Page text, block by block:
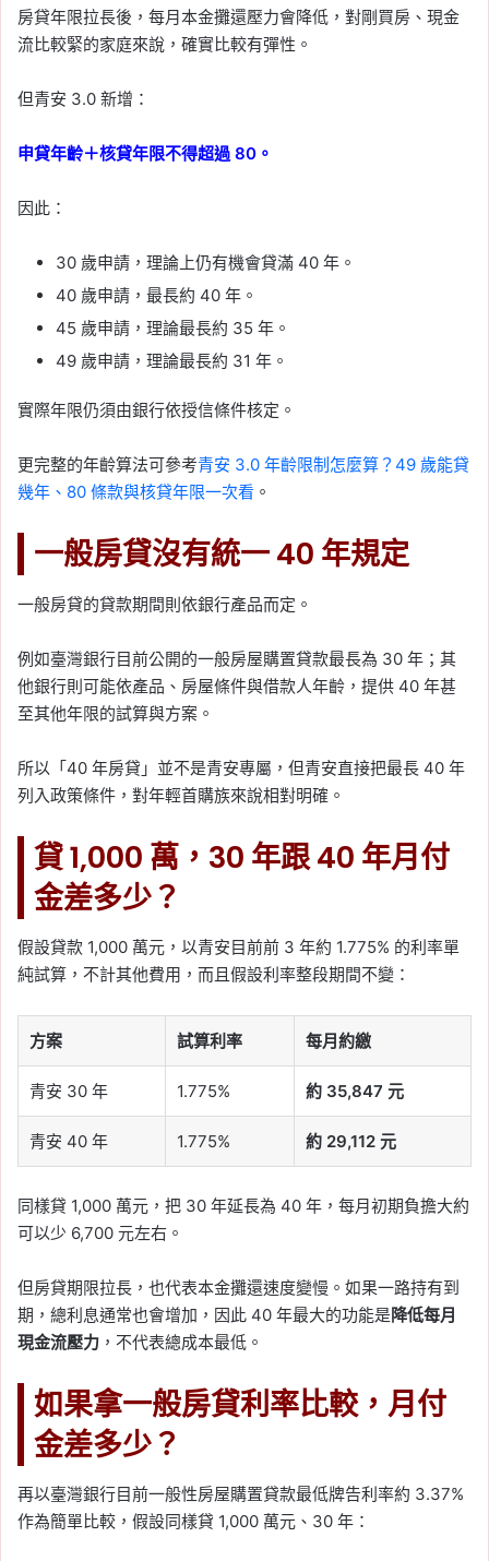
房貸年限拉長後，每月本金攤還壓力會降低，對剛買房、現金
流比較緊的家庭來說，確實比較有彈性。
但青安 3.0 新增：
申貸年齡＋核貸年限不得超過 80。
因此：
30 歲申請，理論上仍有機會貸滿 40 年。
40 歲申請，最長約 40 年。
45 歲申請，理論最長約 35 年。
49 歲申請，理論最長約 31 年。
實際年限仍須由銀行依授信條件核定。
更完整的年齡算法可參考青安 3.0 年齡限制怎麼算？49 歲能貸
幾年、80 條款與核貸年限一次看 。
一般房貸沒有統一 40 年規定
一般房貸的貸款期間則依銀行產品而定。
例如臺灣銀行目前公開的一般房屋購置貸款最長為 30 年；其
他銀行則可能依產品、房屋條件與借款人年齡，提供 40 年甚
至其他年限的試算與方案。
所以「40 年房貸」並不是青安專屬，但青安直接把最長 40 年
列入政策條件，對年輕首購族來說相對明確。
貸 1,000 萬，30 年跟 40 年月付
金差多少？
假設貸款 1,000 萬元，以青安目前前 3 年約 1.775% 的利率單
純試算，不計其他費用，而且假設利率整段期間不變：
方案 試算利率 每月約繳
青安 30 年 1.775% 約 35,847 元
青安 40 年 1.775% 約 29,112 元
同樣貸 1,000 萬元，把 30 年延長為 40 年，每月初期負擔大約
可以少 6,700 元左右。
但房貸期限拉長，也代表本金攤還速度變慢。如果一路持有到
期，總利息通常也會增加，因此 40 年最大的功能是降低每月
現金流壓力 ，不代表總成本最低。
如果拿一般房貸利率比較，月付
金差多少？
再以臺灣銀行目前一般性房屋購置貸款最低牌告利率約 3.37%
作為簡單比較，假設同樣貸 1,000 萬元、30 年：